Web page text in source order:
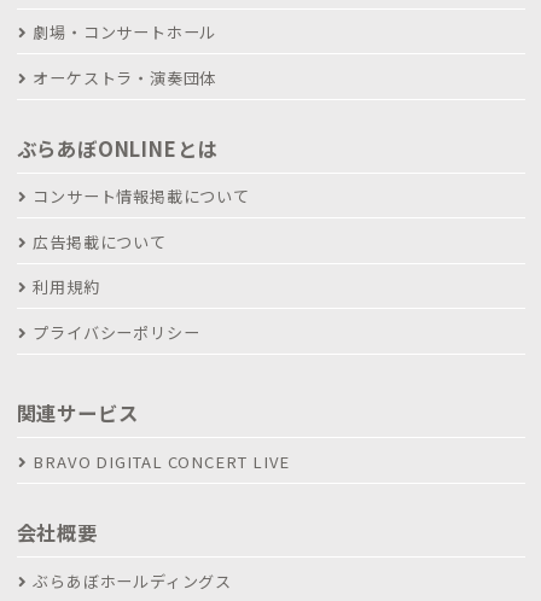
劇場・コンサートホール
オーケストラ・演奏団体
ぶらあぼONLINEとは
コンサート情報掲載について
広告掲載について
利用規約
プライバシーポリシー
関連サービス
BRAVO DIGITAL CONCERT LIVE
会社概要
ぶらあぼホールディングス